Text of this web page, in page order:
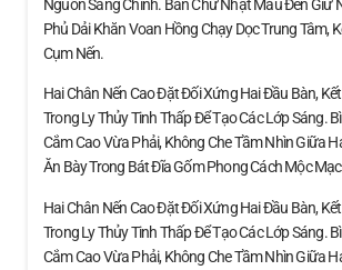
Nguồn Sáng Chính. Bàn Chữ Nhật Màu Đen Giữ
Phủ Dải Khăn Voan Hồng Chạy Dọc Trung Tâm,
Cụm Nến.
Hai Chân Nến Cao Đặt Đối Xứng Hai Đầu Bàn,
Trong Ly Thủy Tinh Thấp Để Tạo Các Lớp Sáng.
Cắm Cao Vừa Phải, Không Che Tầm Nhìn Giữa
Ăn Bày Trong Bát Đĩa Gốm Phong Cách Mộc
Hai Chân Nến Cao Đặt Đối Xứng Hai Đầu Bàn,
Trong Ly Thủy Tinh Thấp Để Tạo Các Lớp Sáng.
Cắm Cao Vừa Phải, Không Che Tầm Nhìn Giữa